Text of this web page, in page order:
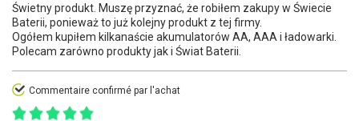
Świetny produkt. Muszę przyznać, że robiłem zakupy w Świecie
Baterii, ponieważ to już kolejny produkt z tej firmy.
Ogółem kupiłem kilkanaście akumulatorów AA, AAA i ładowarki.
Polecam zarówno produkty jak i Świat Baterii.
Commentaire confirmé par l'achat